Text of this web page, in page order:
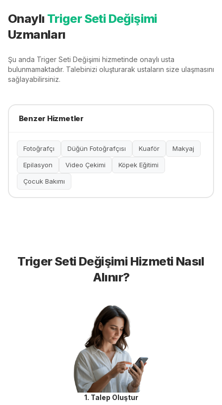
Onaylı Triger Seti Değişimi
Uzmanları
Şu anda Triger Seti Değişimi hizmetinde onaylı usta
bulunmamaktadır. Talebinizi oluşturarak ustaların size ulaşmasını
sağlayabilirsiniz.
Benzer Hizmetler
Fotoğrafçı Düğün Fotoğrafçısı Kuaför Makyaj
Epilasyon Video Çekimi Köpek Eğitimi
Çocuk Bakımı
Triger Seti Değişimi Hizmeti Nasıl
Alınır?
1. Talep Oluştur